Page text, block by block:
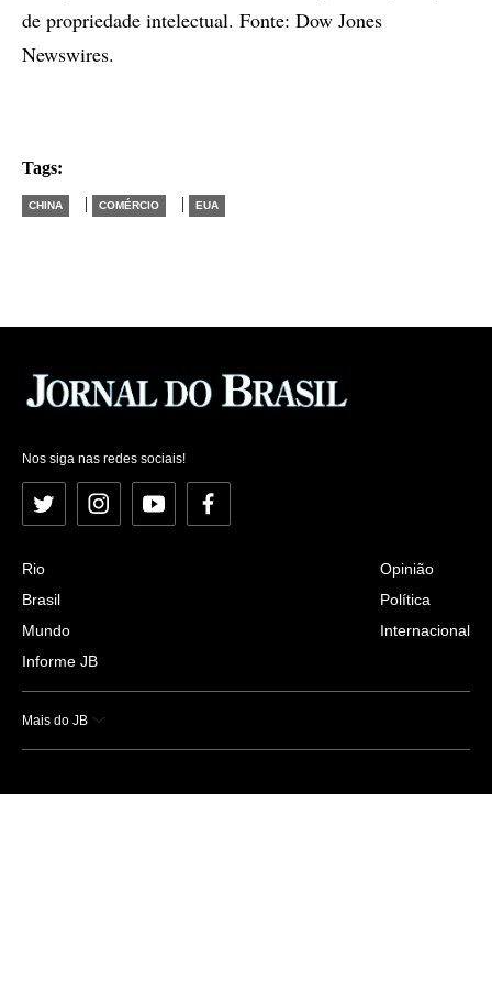
de propriedade intelectual. Fonte: Dow Jones
Newswires.
Tags:
CHINA | COMÉRCIO | EUA
Nos siga nas redes sociais!
Twitter InstagramYouTubeFacebook
Rio
Brasil
Mundo
Informe JB
Opinião
Política
Internacional
Mais do JB
Esportes